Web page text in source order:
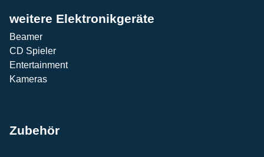
weitere Elektronikgeräte
Beamer
CD Spieler
Entertainment
Kameras
Zubehör